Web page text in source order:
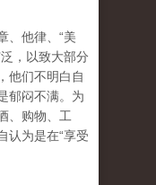
、他律、 “美
，以致大部分
他们不明白自
郁闷不满。为
、购物、工
认为是在“享受